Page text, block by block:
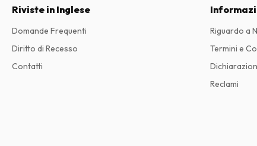
Riviste in Inglese
Domande Frequenti
Diritto di Recesso
Contatti
Riguardo a
Termini e
Reclami